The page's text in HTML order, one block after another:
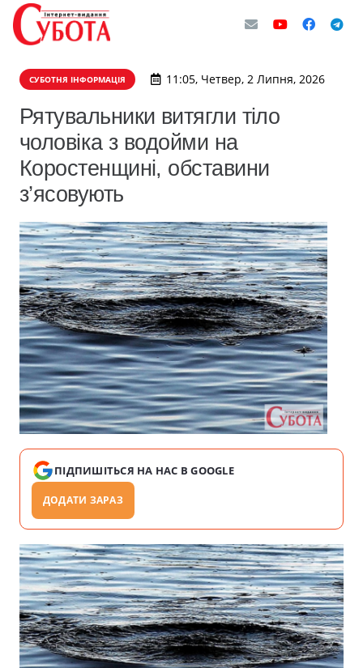
СУБОТНЯ ІНФОРМАЦІЯ 11:05, Четвер, 2 Липня, 2026
Рятувальники витягли тіло
чоловіка з водойми на
Коростенщині, обставини
з’ясовують
ПІДПИШІТЬСЯ НА НАС В GOOGLE
ДОДАТИ ЗАРАЗ